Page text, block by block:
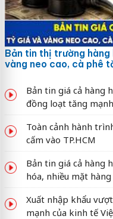
Bản tin thị trường
vàng neo cao, cà phê
Bản tin giá cả hàng
đồng loạt tăng mạnh
Toàn cảnh hành
cấm vào TP.HCM
Bản tin giá cả hàng
hóa, nhiều mặt hàng
Xuất nhập khẩu
mạnh của kinh tế